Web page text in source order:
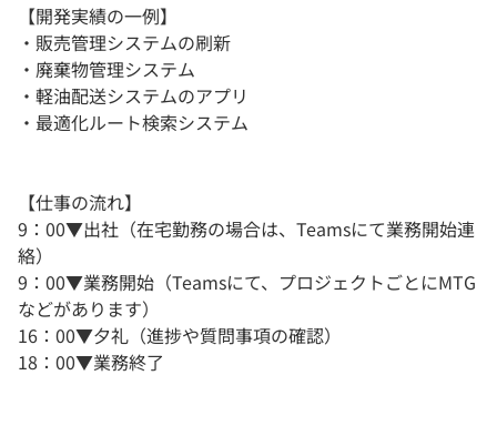
【開発実績の一例】
・販売管理システムの刷新
・廃棄物管理システム
・軽油配送システムのアプリ
・最適化ルート検索システム
【仕事の流れ】
9：00▼出社（在宅勤務の場合は、Teamsにて業務開始連
絡）
9：00▼業務開始（Teamsにて、プロジェクトごとにMTG
などがあります）
16：00▼夕礼（進捗や質問事項の確認）
18：00▼業務終了